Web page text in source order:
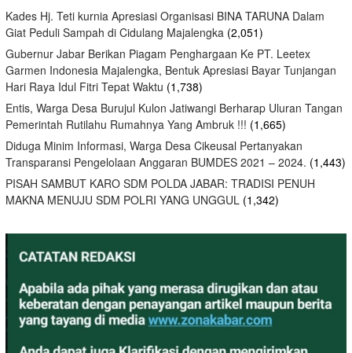
Kades Hj. Teti kurnia Apresiasi Organisasi BINA TARUNA Dalam
Giat Peduli Sampah di Cidulang Majalengka (2,051)
Gubernur Jabar Berikan Piagam Penghargaan Ke PT. Leetex
Garmen Indonesia Majalengka, Bentuk Apresiasi Bayar Tunjangan
Hari Raya Idul Fitri Tepat Waktu (1,738)
Entis, Warga Desa Burujul Kulon Jatiwangi Berharap Uluran Tangan
Pemerintah Rutilahu Rumahnya Yang Ambruk !!! (1,665)
Diduga Minim Informasi, Warga Desa Cikeusal Pertanyakan
Transparansi Pengelolaan Anggaran BUMDES 2021 – 2024. (1,443)
PISAH SAMBUT KARO SDM POLDA JABAR: TRADISI PENUH
MAKNA MENUJU SDM POLRI YANG UNGGUL (1,342)